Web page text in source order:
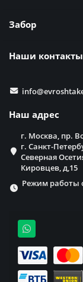
Забор
Наши контакты
Наш адрес
г. Москва, пр.
г. Санкт-
Северная
Кировцев, д,15
Режим работы